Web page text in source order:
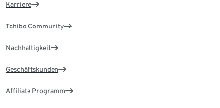
Karriere
Tchibo Community
Nachhaltigkeit
Geschäftskunden
Affiliate Programm